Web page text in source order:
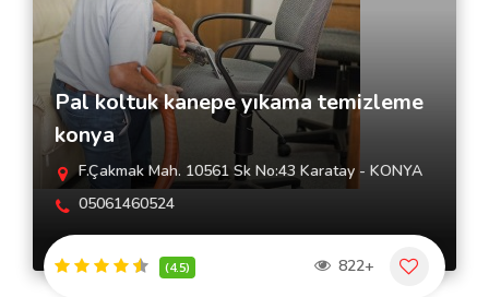
Pal koltuk kanepe yıkama temizleme
konya
F.Çakmak Mah. 10561 Sk No:43 Karatay - KONYA
05061460524
(4.5) 822+